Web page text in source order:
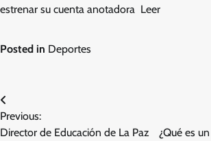
estrenar su cuenta anotadora Leer
Posted in Deportes
Post
navigation
Previous:
Director de Educación de La Paz
¿Qué es